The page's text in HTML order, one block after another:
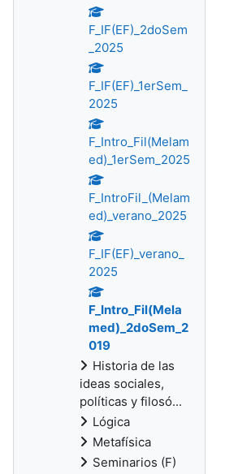
F_IF(EF)_2doSem
_2025
F_IF(EF)_1erSem_
2025
F_Intro_Fil(Melam
ed)_1erSem_2025
F_IntroFil_(Melam
ed)_verano_2025
F_IF(EF)_verano_
2025
F_Intro_Fil(Mela
med)_2doSem_2
019
Historia de las
ideas sociales,
políticas y filosó...
Lógica
Metafísica
Seminarios (F)